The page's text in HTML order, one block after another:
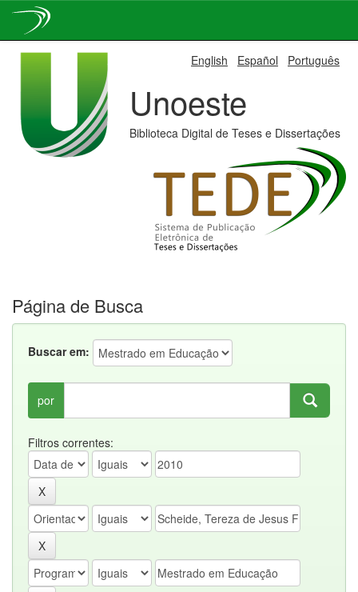
English Español Português
Unoeste
Biblioteca Digital de Teses e Dissertações
Página de Busca
Buscar em:
por
Filtros correntes: